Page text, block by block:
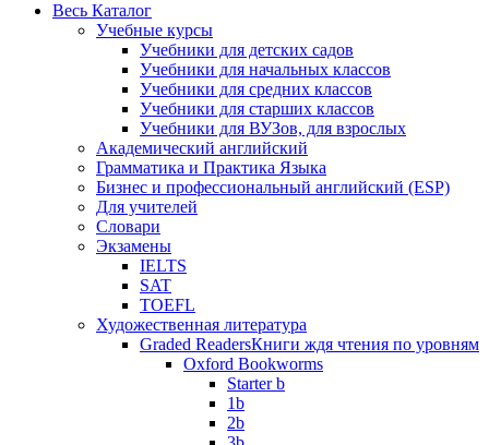
Весь Каталог
Учебные курсы
Учебники для детских садов
Учебники для начальных классов
Учебники для средних классов
Учебники для старших классов
Учебники для ВУЗов, для взрослых
Академический английский
Грамматика и Практика Языка
Бизнес и профессиональный английский (ESP)
Для учителей
Словари
Экзамены
IELTS
SAT
TOEFL
Художественная литература
Graded ReadersКниги ждя чтения по уровням
Oxford Bookworms
Starter b
1b
2b